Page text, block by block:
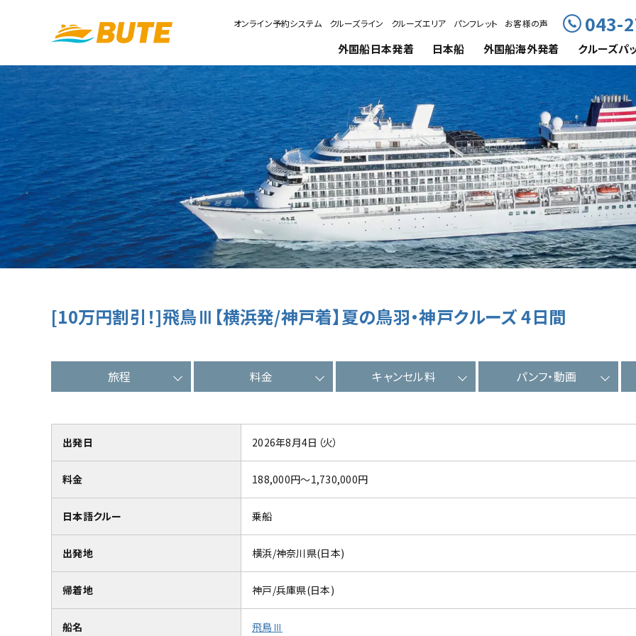
外国船日本発着 日本船 外国船海外発着 クルーズパ
オンライン予約システム クルーズライン クルーズエリア パンフレット お客様の声 043-
[10万円割引！]飛鳥Ⅲ【横浜発/神戸着】夏の鳥羽・神戸クルーズ 4日間
旅程 料金 キャンセル料 パンフ・動画
出発日 2026年8月4日（火）
料金 188,000円～1,730,000円
日本語クルー 乗船
出発地 横浜/神奈川県(日本)
帰着地 神戸/兵庫県(日本)
船名 飛鳥Ⅲ